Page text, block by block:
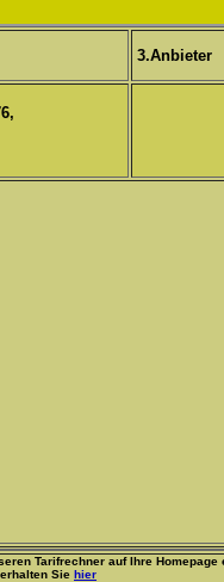
3.Anbieter
Tarifrechner auf Ihre
Sie hier